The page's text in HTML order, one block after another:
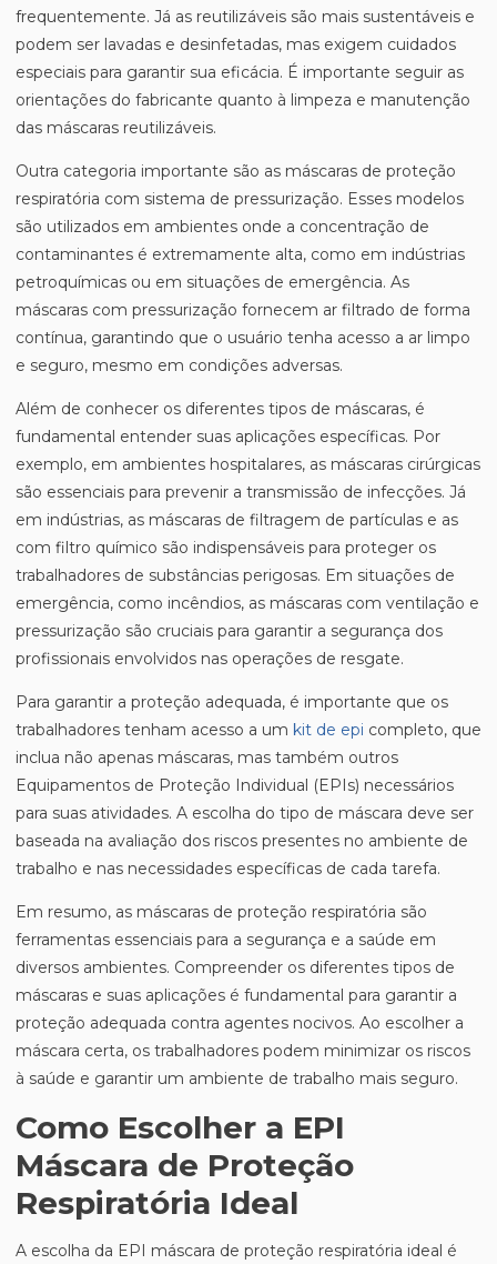
frequentemente. Já as reutilizáveis são mais sustentáveis e
podem ser lavadas e desinfetadas, mas exigem cuidados
especiais para garantir sua eficácia. É importante seguir as
orientações do fabricante quanto à limpeza e manutenção
das máscaras reutilizáveis.
Outra categoria importante são as máscaras de proteção
respiratória com sistema de pressurização. Esses modelos
são utilizados em ambientes onde a concentração de
contaminantes é extremamente alta, como em indústrias
petroquímicas ou em situações de emergência. As
máscaras com pressurização fornecem ar filtrado de forma
contínua, garantindo que o usuário tenha acesso a ar limpo
e seguro, mesmo em condições adversas.
Além de conhecer os diferentes tipos de máscaras, é
fundamental entender suas aplicações específicas. Por
exemplo, em ambientes hospitalares, as máscaras cirúrgicas
são essenciais para prevenir a transmissão de infecções. Já
em indústrias, as máscaras de filtragem de partículas e as
com filtro químico são indispensáveis para proteger os
trabalhadores de substâncias perigosas. Em situações de
emergência, como incêndios, as máscaras com ventilação e
pressurização são cruciais para garantir a segurança dos
profissionais envolvidos nas operações de resgate.
Para garantir a proteção adequada, é importante que os
trabalhadores tenham acesso a um kit de epi completo, que
inclua não apenas máscaras, mas também outros
Equipamentos de Proteção Individual (EPIs) necessários
para suas atividades. A escolha do tipo de máscara deve ser
baseada na avaliação dos riscos presentes no ambiente de
trabalho e nas necessidades específicas de cada tarefa.
Em resumo, as máscaras de proteção respiratória são
ferramentas essenciais para a segurança e a saúde em
diversos ambientes. Compreender os diferentes tipos de
máscaras e suas aplicações é fundamental para garantir a
proteção adequada contra agentes nocivos. Ao escolher a
máscara certa, os trabalhadores podem minimizar os riscos
à saúde e garantir um ambiente de trabalho mais seguro.
Como Escolher a EPI
Máscara de Proteção
Respiratória Ideal
A escolha da EPI máscara de proteção respiratória ideal é